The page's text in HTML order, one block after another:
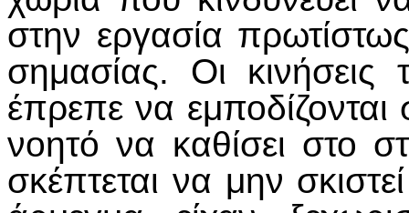
στην εργασία
σημασίας. Οι
έπρεπε να
νοητό να καθίσει στο
σκέπτεται να μην